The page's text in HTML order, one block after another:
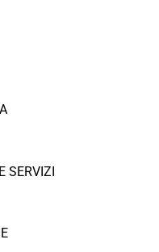
SERVIZI